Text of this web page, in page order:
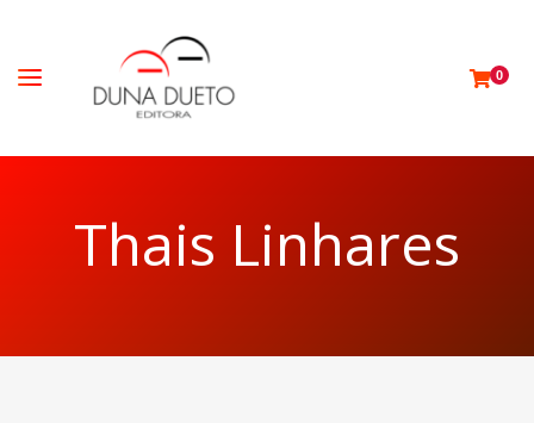
0
Thais Linhares